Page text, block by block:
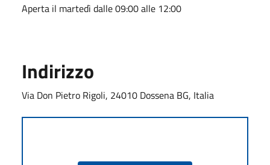
Aperta il martedì dalle 09:00 alle 12:00
Indirizzo
Via Don Pietro Rigoli, 24010 Dossena BG, Italia